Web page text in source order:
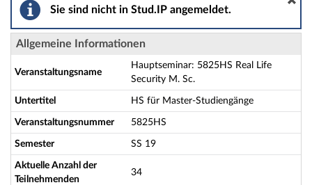
Sie sind nicht in Stud.IP angemeldet.
Allgemeine Informationen
Veranstaltungsname
Hauptseminar: 5825HS Real Life
Security M. Sc.
Untertitel HS für Master-Studiengänge
Veranstaltungsnummer 5825HS
Semester SS 19
Aktuelle Anzahl der
Teilnehmenden
34